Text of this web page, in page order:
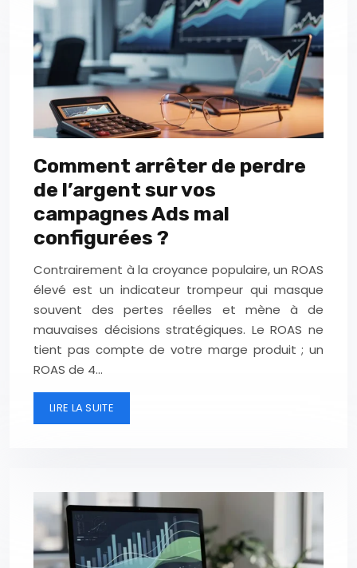
Comment arrêter de perdre
de l’argent sur vos
campagnes Ads mal
configurées ?
Contrairement à la croyance populaire, un ROAS
élevé est un indicateur trompeur qui masque
souvent des pertes réelles et mène à de
mauvaises décisions stratégiques. Le ROAS ne
tient pas compte de votre marge produit ; un
ROAS de 4…
LIRE LA SUITE